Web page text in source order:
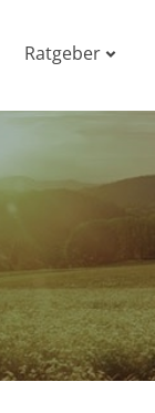
Ratgeber